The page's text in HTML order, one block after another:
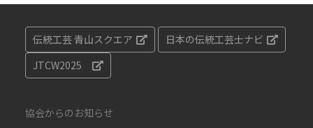
伝統工芸 青山スクエア
日本の伝統工芸士ナビ
JTCW2025
協会からのお知らせ